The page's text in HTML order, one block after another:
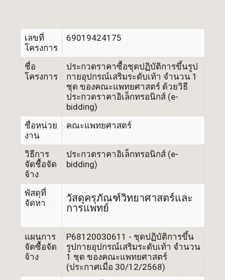
เลขที่
โครงการ
69019424175
ชื่อ
โครงการ
ประกวดราคาซื้อชุดปฏิบัติการขึ้นรูป
กายอุปกรณ์เสริมระดับเท้า จำนวน 1
ชุด ของคณะแพทยศาสตร์ ด้วยวิธี
ประกวดราคาอิเล็กทรอนิกส์ (e-
bidding)
ชื่อหน่วย
งาน
คณะแพทยศาสตร์
วิธีการ
จัดชื้อจัด
จ้าง
ประกวดราคาอิเล็กทรอนิกส์ (e-
bidding)
พัสดุที่
จัดหา
วัสดุครุภัณฑ์วิทยาศาสตร์และ
การแพทย์
แผนการ
จัดซื้อจัด
จ้าง
P68120030611 - ชุดปฏิบัติการขึ้น
รูปกายอุปกรณ์เสริมระดับเท้า จำนวน
1 ชุด ของคณะแพทยศาสตร์
(ประกาศเมื่อ 30/12/2568)